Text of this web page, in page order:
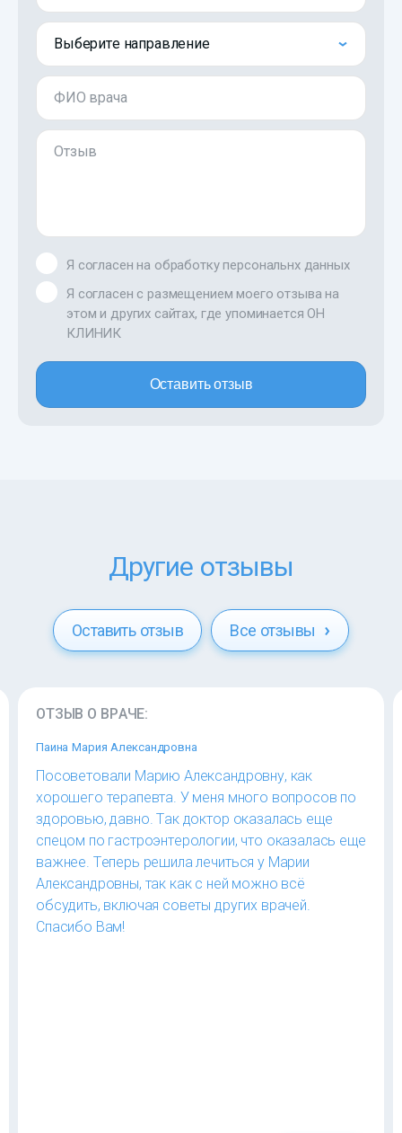
Выберите направление
ФИО врача
Отзыв
Я согласен на обработку персональнх данных
Я согласен с размещением моего отзыва на
этом и других сайтах, где упоминается ОН
КЛИНИК
Оставить отзыв
Другие отзывы
Оставить отзыв Все отзывы
ОТЗЫВ О ВРАЧЕ:
Паина Мария Александровна
Посоветовали Марию Александровну, как
хорошего терапевта. У меня много вопросов по
здоровью, давно. Так доктор оказалась еще
спецом по гастроэнтерологии, что оказалась еще
важнее. Теперь решила лечиться у Марии
Александровны, так как с ней можно всё
обсудить, включая советы других врачей.
Спасибо Вам!